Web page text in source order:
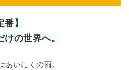
】
の世界へ。
あいにくの雨。